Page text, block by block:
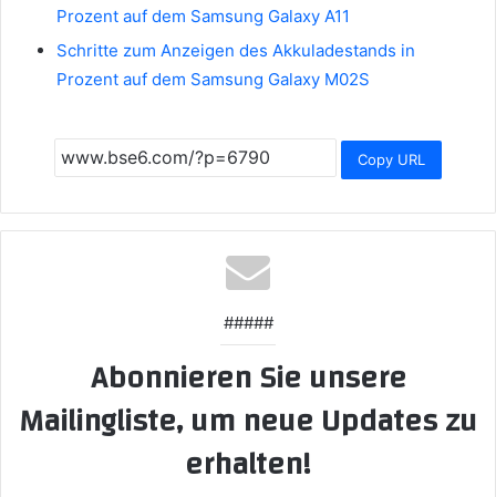
Prozent auf dem Samsung Galaxy A11
Schritte zum Anzeigen des Akkuladestands in
Prozent auf dem Samsung Galaxy M02S
Copy URL
#####
Abonnieren Sie unsere
Mailingliste, um neue Updates zu
erhalten!